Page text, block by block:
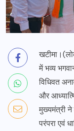
में भव्य
विधिवत
और
मुख्यमंत्री
परंपरा एवं